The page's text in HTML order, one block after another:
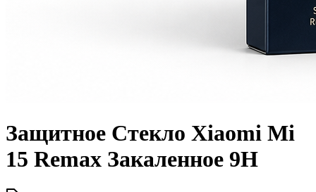
Защитное Стекло Xiaomi Mi
15 Remax Закаленное 9H